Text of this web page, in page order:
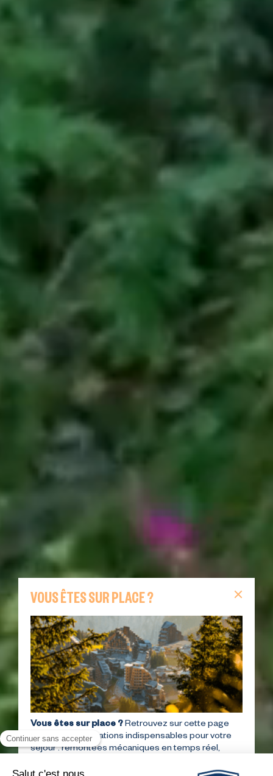
VOUS ÊTES SUR PLACE ?
Vous êtes sur place ?Retrouvez sur cette page
toutes les informations indispensables pour votre
séjour : remontées mécaniques en temps réel,
itinéraires de randonnée et navettes Morzine–